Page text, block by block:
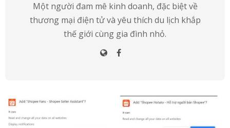
Một người đam mê kinh doanh, đặc biệt về
thương mại điện tử và yêu thích du lịch khắp
thế giới cùng gia đình nhỏ.